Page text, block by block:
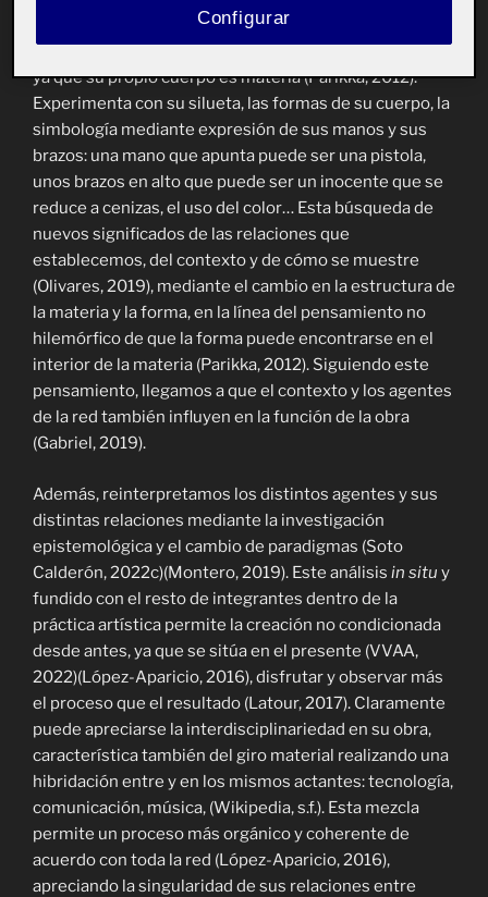
las luces y las sombras (Soto Calderón, 2022b), la
separación entre materia y forma no es tan evidente,
ya que su propio cuerpo es materia (Parikka, 2012).
Experimenta con su silueta, las formas de su cuerpo, la
simbología mediante expresión de sus manos y sus
brazos: una mano que apunta puede ser una pistola,
unos brazos en alto que puede ser un inocente que se
reduce a cenizas, el uso del color… Esta búsqueda de
nuevos significados de las relaciones que
establecemos, del contexto y de cómo se muestre
(Olivares, 2019), mediante el cambio en la estructura de
la materia y la forma, en la línea del pensamiento no
hilemórfico de que la forma puede encontrarse en el
interior de la materia (Parikka, 2012). Siguiendo este
pensamiento, llegamos a que el contexto y los agentes
de la red también influyen en la función de la obra
(Gabriel, 2019).
Además, reinterpretamos los distintos agentes y sus
distintas relaciones mediante la investigación
epistemológica y el cambio de paradigmas (Soto
Calderón, 2022c)(Montero, 2019). Este análisis in situ y
fundido con el resto de integrantes dentro de la
práctica artística permite la creación no condicionada
desde antes, ya que se sitúa en el presente (VVAA,
2022)(López-Aparicio, 2016), disfrutar y observar más
el proceso que el resultado (Latour, 2017). Claramente
puede apreciarse la interdisciplinariedad en su obra,
característica también del giro material realizando una
hibridación entre y en los mismos actantes: tecnología,
comunicación, música, (Wikipedia, s.f.). Esta mezcla
permite un proceso más orgánico y coherente de
acuerdo con toda la red (López-Aparicio, 2016),
apreciando la singularidad de sus relaciones entre
Configurar